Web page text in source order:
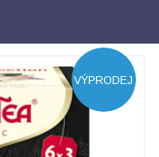
VÝPRODEJ